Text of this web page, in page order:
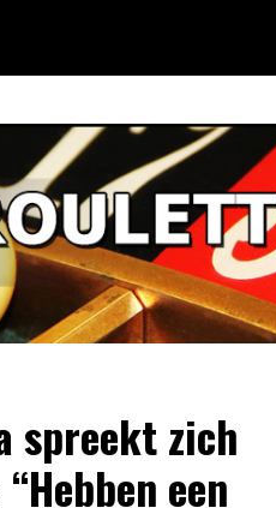
spreekt zich
een